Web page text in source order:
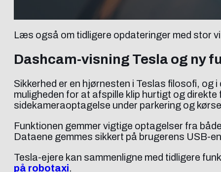
Læs også om tidligere opdateringer med stor
Dashcam-visning Tesla og ny
Sikkerhed er en hjørnesten i Teslas filosofi, og
muligheden for at afspille klip hurtigt og
sidekameraoptagelse under parkering og
Funktionen gemmer vigtige optagelser fra
Dataene gemmes sikkert på brugerens USB-
Tesla-ejere kan sammenligne med tidligere
på robotaxi.